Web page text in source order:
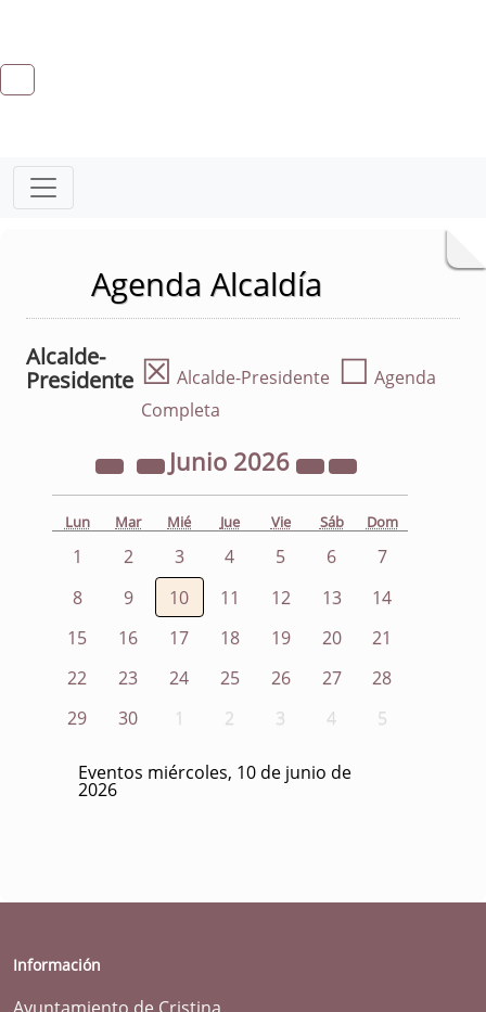
Agenda Alcaldía
Alcalde-
Presidente ☒ Alcalde-Presidente ☐ Agenda
Completa
Junio 2026
Lun Mar Mié Jue Vie Sáb Dom
1 2 3 4 5 6
7
8
9 10 11 12 13
14
15
16 17 18 19 20
21
22
23 24 25 26 27
28
29
30 1 2 3 4 5
Eventos miércoles, 10 de junio de
2026
Información